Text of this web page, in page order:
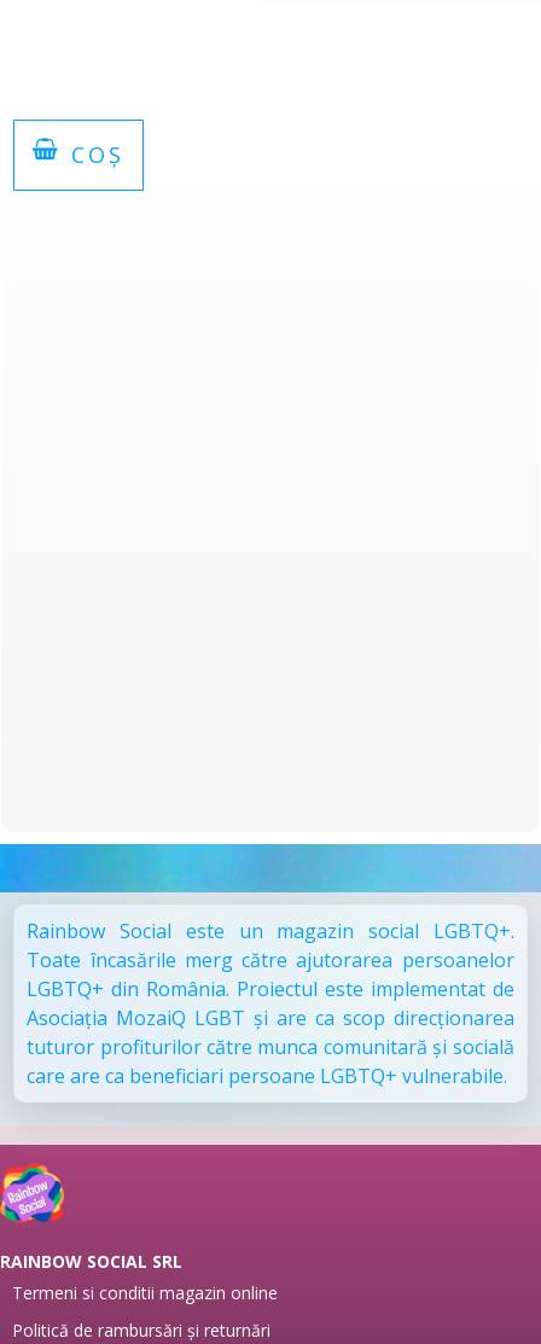
COȘ
Rainbow Social este un magazin social LGBTQ+.
Toate încasările merg către ajutorarea persoanelor
LGBTQ+ din România. Proiectul este implementat de
Asociația MozaiQ LGBT și are ca scop direcționarea
tuturor profiturilor către munca comunitară și socială
care are ca beneficiari persoane LGBTQ+ vulnerabile.
RAINBOW SOCIAL SRL
Termeni si conditii magazin online
Politică de rambursări și returnări